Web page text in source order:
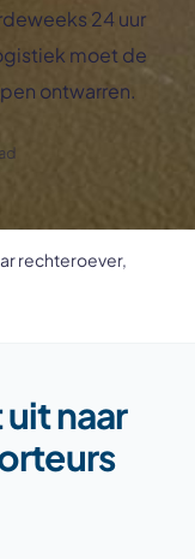
24 uur
moet de
ontwarren.
rechteroever,
naar